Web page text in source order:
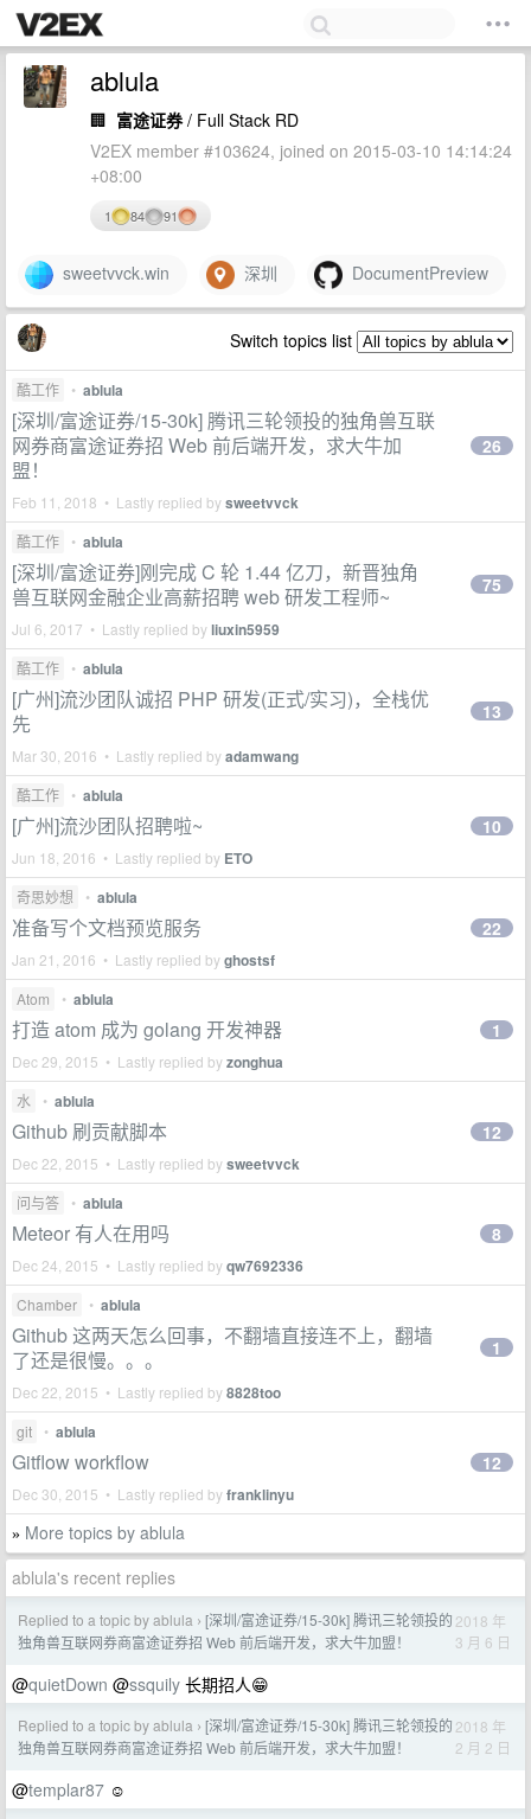
ablula
🏢 富途证券/ Full Stack RD
V2EX member #103624, joined on 2015-03-10 14:14:24
+08:00
1 84 91
sweetvvck.win 深圳 DocumentPreview
Switch topics list
酷工作 • ablula
[深圳/富途证券/15-30k] 腾讯三轮领投的独角兽互联
网券商富途证券招 Web 前后端开发，求大牛加
盟！
Feb 11, 2018 • Lastly replied bysweetvvck
26
酷工作 • ablula
[深圳/富途证券]刚完成 C 轮 1.44 亿刀，新晋独角
兽互联网金融企业高薪招聘 web 研发工程师~
Jul 6, 2017 • Lastly replied byliuxin5959
75
酷工作 • ablula
[广州]流沙团队诚招 PHP 研发(正式/实习)，全栈优
先
Mar 30, 2016 • Lastly replied byadamwang
13
酷工作 • ablula
[广州]流沙团队招聘啦~
Jun 18, 2016 • Lastly replied by ETO
10
奇思妙想 • ablula
准备写个文档预览服务
Jan 21, 2016 • Lastly replied byghostsf
22
Atom • ablula
打造 atom 成为 golang 开发神器
Dec 29, 2015 • Lastly replied byzonghua
1
水 • ablula
Github 刷贡献脚本
Dec 22, 2015 • Lastly replied bysweetvvck
12
问与答 • ablula
Meteor 有人在用吗
Dec 24, 2015 • Lastly replied byqw7692336
8
Chamber • ablula
Github 这两天怎么回事，不翻墙直接连不上，翻墙
了还是很慢。。。
Dec 22, 2015 • Lastly replied by8828too
1
git • ablula
Gitflow workflow
Dec 30, 2015 • Lastly replied byfranklinyu
12
» More topics by ablula
ablula's recent replies
Replied to a topic by ablula › [深圳/富途证券/15-30k] 腾讯三轮领投的
独角兽互联网券商富途证券招 Web 前后端开发，求大牛加盟！
2018 年
3 月 6 日
@quietDown @ssquily 长期招人😁
Replied to a topic by ablula › [深圳/富途证券/15-30k] 腾讯三轮领投的
独角兽互联网券商富途证券招 Web 前后端开发，求大牛加盟！
2018 年
2 月 2 日
@templar87 ☺️